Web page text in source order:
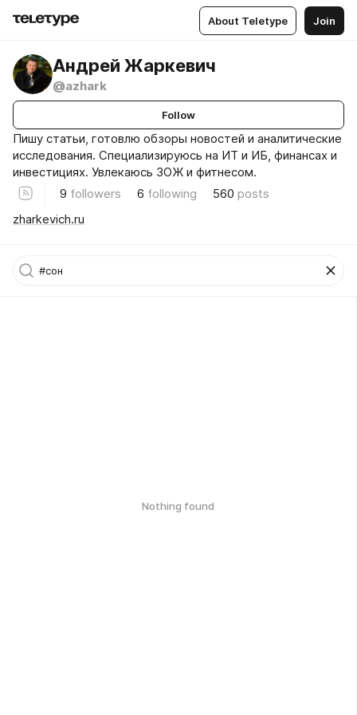
About Teletype Join
Андрей Жаркевич
@azhark
Follow
Пишу статьи, готовлю обзоры новостей и аналитические
исследования. Специализируюсь на ИТ и ИБ, финансах и
инвестициях. Увлекаюсь ЗОЖ и фитнесом.
9 followers 6 following 560 posts
zharkevich.ru
Nothing found